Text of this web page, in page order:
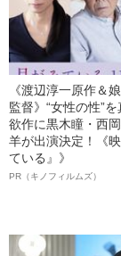
《渡辺淳一原作＆
監督》“女性の性”
欲作に黒木瞳・西
羊が出演決定！《
ている』》
PR（キノフィルムズ）